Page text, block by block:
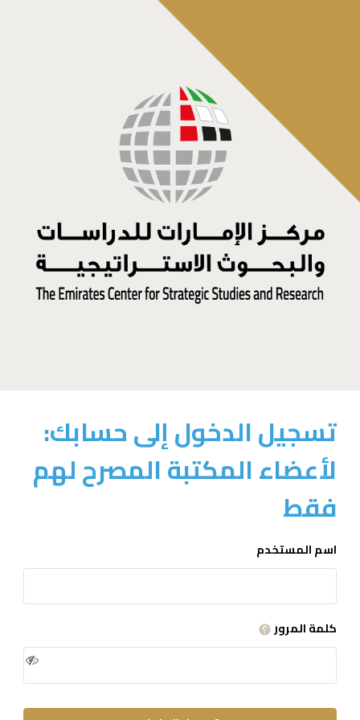
تسجيل الدخول إلى حسابك:
لأعضاء المكتبة المصرح لهم
فقط
اسم المستخدم
كلمة المرور